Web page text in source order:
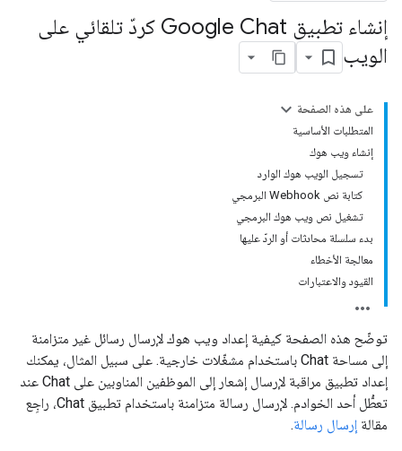
إنشاء تطبيق Google Chat كردّ تلقائي على
الويب
على هذه الصفحة
المتطلبات الأساسية
إنشاء ويب هوك
تسجيل الويب هوك الوارد
كتابة نص Webhook البرمجي
تشغيل نص ويب هوك البرمجي
بدء سلسلة محادثات أو الردّ عليها
معالجة الأخطاء
القيود والاعتبارات
توضّح هذه الصفحة كيفية إعداد ويب هوك لإرسال رسائل غير متزامنة
إلى مساحة Chat باستخدام مشغّلات خارجية. على سبيل المثال، يمكنك
إعداد تطبيق مراقبة لإرسال إشعار إلى الموظفين المناوبين على Chat عند
تعطُّل أحد الخوادم. لإرسال رسالة متزامنة باستخدام تطبيق Chat، راجِع
مقالة إرسال رسالة.